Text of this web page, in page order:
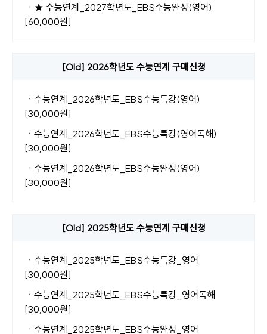
ㆍ ★ 수능연계_2027학년도_EBS수능완성(영어)
[60,000원]
[Old] 2026학년도 수능연계 구매신청
ㆍ 수능연계_2026학년도_EBS수능특강(영어)
[30,000원]
ㆍ 수능연계_2026학년도_EBS수능특강(영어독해)
[30,000원]
ㆍ 수능연계_2026학년도_EBS수능완성(영어)
[30,000원]
[Old] 2025학년도 수능연계 구매신청
ㆍ 수능연계_2025학년도_EBS수능특강_영어
[30,000원]
ㆍ 수능연계_2025학년도_EBS수능특강_영어독해
[30,000원]
ㆍ 수능연계_2025학년도_EBS수능완성_영어